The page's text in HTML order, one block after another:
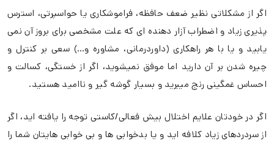
اگر از مشکلاتی نظیر ضعف حافظه، فراموشکاری یا حواسپرتی، استرس
پذیری زیاد و اضطراب آزار دهنده ای که علت مشخصی برای بروز آن نمی
یابید و یا با هر راهکاری (داوردرمانی، مشاوره و…) سعی بر کنترل و
چیره شدن بر آن دارید اما موفق نمیشوید، اگر از خستگی، کسالت و
احساس غمگینی رنج میبرید و بسیار گوشه گیر و ناامید هستید.
اگر در خودتان علایم اختلال بیش فعالی/کاستی توجه را یافته اید، اگر
از سردردهای زیاد کلافه اید و یا بدخوابی ها و بی خوابی هایتان شما را